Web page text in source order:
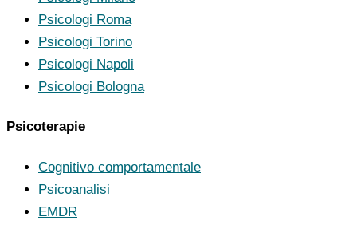
Psicologi Roma
Psicologi Torino
Psicologi Napoli
Psicologi Bologna
Psicoterapie
Cognitivo comportamentale
Psicoanalisi
EMDR